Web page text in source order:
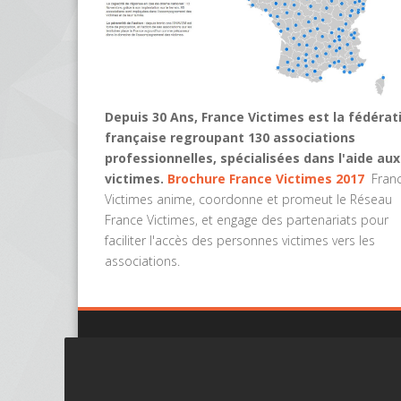
Depuis 30 Ans, France Victimes est la
française regroupant 130 associations
professionnelles, spécialisées dans l'aide aux
victimes. Brochure France Victimes 2017
Victimes anime, coordonne et promeut le Réseau
France Victimes, et engage des partenariats pour
faciliter l'accès des personnes victimes vers les
associations.